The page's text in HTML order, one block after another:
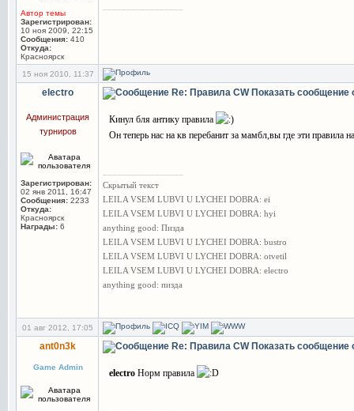
Автор темы
Зарегистрирован:
10 ноя 2009, 22:15
Сообщения: 410
Откуда:
Красноярск
15 ноя 2010, 11:37
electro
Администрация
турниров
Зарегистрирован:
02 янв 2011, 16:47
Сообщения: 2233
Откуда:
Красноярск
Награды: 6
Re: Правила CW Показать сообщение
Кинул бля антику правила
Он теперь нас на кв перебанит за мамбл,вы где эти правила
Скрытый текст
LEILA VSEM LUBVI U LYCHEI DOBRA: ei
LEILA VSEM LUBVI U LYCHEI DOBRA: hyi
anything good: Пизда
LEILA VSEM LUBVI U LYCHEI DOBRA: bustro
LEILA VSEM LUBVI U LYCHEI DOBRA: otvetil
LEILA VSEM LUBVI U LYCHEI DOBRA: electro
anything good: пизда
01 авг 2012, 17:05
ant0n3k
Game Admin
Re: Правила CW Показать сообщение
electro Норм правила